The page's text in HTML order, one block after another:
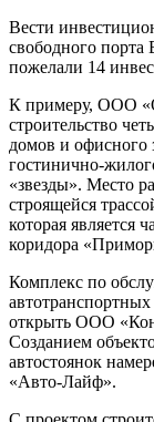
Вести
свободного
пожелали 14
К примеру, ООО
строительство
домов и
гостинично-
«звезды». Место
строящейся
которая является
коридора
Комплекс по
открыть ООО
Созданием
автостоянок
«Авто-Лайф».